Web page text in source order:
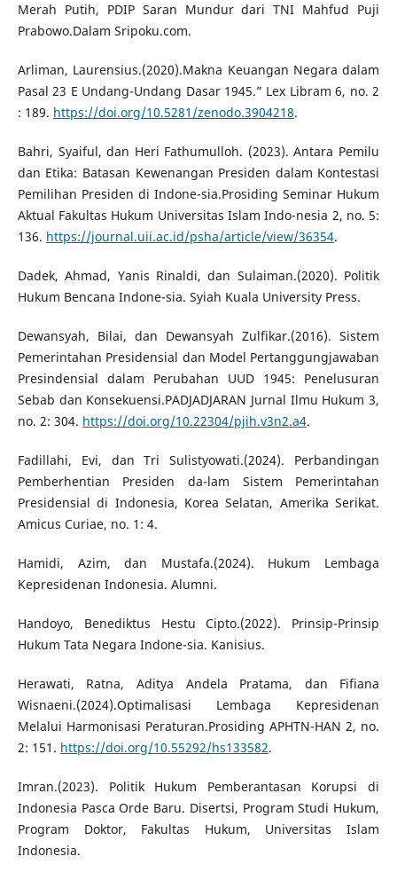
Merah Putih, PDIP Saran Mundur dari TNI Mahfud Puji
Prabowo.Dalam Sripoku.com.
Arliman, Laurensius.(2020).Makna Keuangan Negara dalam
Pasal 23 E Undang-Undang Dasar 1945.” Lex Libram 6, no. 2
: 189. https://doi.org/10.5281/zenodo.3904218.
Bahri, Syaiful, dan Heri Fathumulloh. (2023). Antara Pemilu
dan Etika: Batasan Kewenangan Presiden dalam Kontestasi
Pemilihan Presiden di Indone-sia.Prosiding Seminar Hukum
Aktual Fakultas Hukum Universitas Islam Indo-nesia 2, no. 5:
136. https://journal.uii.ac.id/psha/article/view/36354.
Dadek, Ahmad, Yanis Rinaldi, dan Sulaiman.(2020). Politik
Hukum Bencana Indone-sia. Syiah Kuala University Press.
Dewansyah, Bilai, dan Dewansyah Zulfikar.(2016). Sistem
Pemerintahan Presidensial dan Model Pertanggungjawaban
Presindensial dalam Perubahan UUD 1945: Penelusuran
Sebab dan Konsekuensi.PADJADJARAN Jurnal Ilmu Hukum 3,
no. 2: 304. https://doi.org/10.22304/pjih.v3n2.a4.
Fadillahi, Evi, dan Tri Sulistyowati.(2024). Perbandingan
Pemberhentian Presiden da-lam Sistem Pemerintahan
Presidensial di Indonesia, Korea Selatan, Amerika Serikat.
Amicus Curiae, no. 1: 4.
Hamidi, Azim, dan Mustafa.(2024). Hukum Lembaga
Kepresidenan Indonesia. Alumni.
Handoyo, Benediktus Hestu Cipto.(2022). Prinsip-Prinsip
Hukum Tata Negara Indone-sia. Kanisius.
Herawati, Ratna, Aditya Andela Pratama, dan Fifiana
Wisnaeni.(2024).Optimalisasi Lembaga Kepresidenan
Melalui Harmonisasi Peraturan.Prosiding APHTN-HAN 2, no.
2: 151. https://doi.org/10.55292/hs133582.
Imran.(2023). Politik Hukum Pemberantasan Korupsi di
Indonesia Pasca Orde Baru. Disertsi, Program Studi Hukum,
Program Doktor, Fakultas Hukum, Universitas Islam
Indonesia.